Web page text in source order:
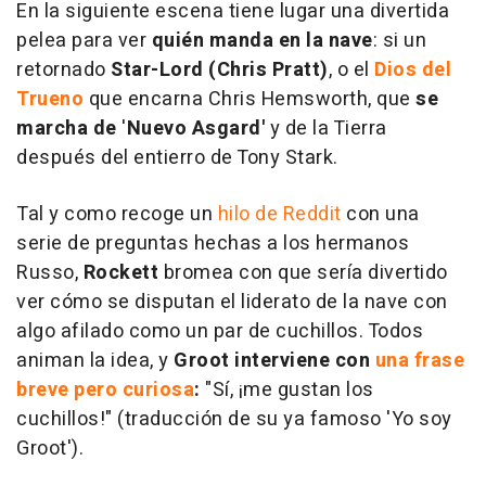
En la siguiente escena tiene lugar una divertida
pelea para ver quién manda en la nave: si un
retornado Star-Lord (Chris Pratt), o el Dios del
Trueno que encarna Chris Hemsworth, que se
marcha de 'Nuevo Asgard'y de la Tierra
después del entierro de Tony Stark.
Tal y como recoge un hilo de Reddit con una
serie de preguntas hechas a los hermanos
Russo, Rockett bromea con que sería divertido
ver cómo se disputan el liderato de la nave con
algo afilado como un par de cuchillos. Todos
animan la idea, y Groot interviene con una frase
breve pero curiosa: "Sí, ¡me gustan los
cuchillos!" (traducción de su ya famoso 'Yo soy
Groot').